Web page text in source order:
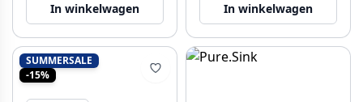
In winkelwagen In winkelwagen
SUMMERSALE
-15%